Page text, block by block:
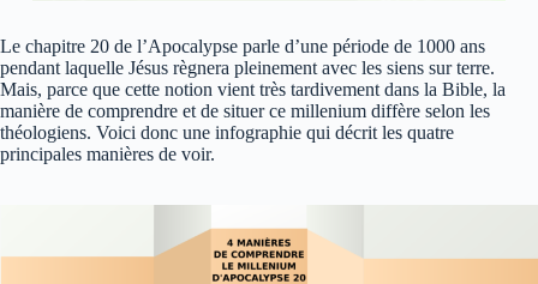
Le chapitre 20 de l’Apocalypse parle d’une période de 1000 ans
pendant laquelle Jésus règnera pleinement avec les siens sur terre.
Mais, parce que cette notion vient très tardivement dans la Bible, la
manière de comprendre et de situer ce millenium diffère selon les
théologiens. Voici donc une infographie qui décrit les quatre
principales manières de voir.